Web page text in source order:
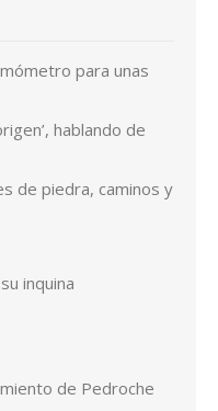
para unas
hablando de
de piedra, caminos y
inquina
de Pedroche